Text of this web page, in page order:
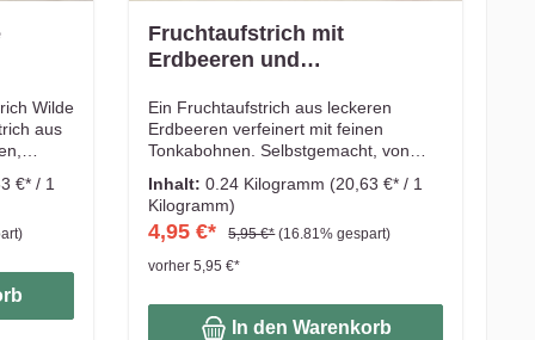
Wilde
aus
€* / 1
Fruchtaufstrich mit
Erdbeeren und
Ein Fruchtaufstrich aus leckeren
Erdbeeren verfeinert mit feinen
Tonkabohnen. Selbstgemacht, von
diesem Grund werden immer nur
kleine Mengen von Früchten liebevoll
in Handarbeit eingekocht! Das
schmeckt man.
Inhalt:0.24 Kilogramm (20,63 €* / 1
Kilogramm)
4,95 €* 5,95 €* (16.81% gespart)
vorher 5,95 €*
In den Warenkorb